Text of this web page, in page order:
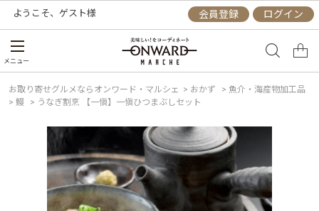
ようこそ、 ゲスト様 会員登録 ログイン
メニュー
お取り寄せグルメならオンワード・マルシェ > おかず > 魚介・海産物加工品
> 鰻 > うなぎ割烹 【一愼】一愼ひつまぶしセット